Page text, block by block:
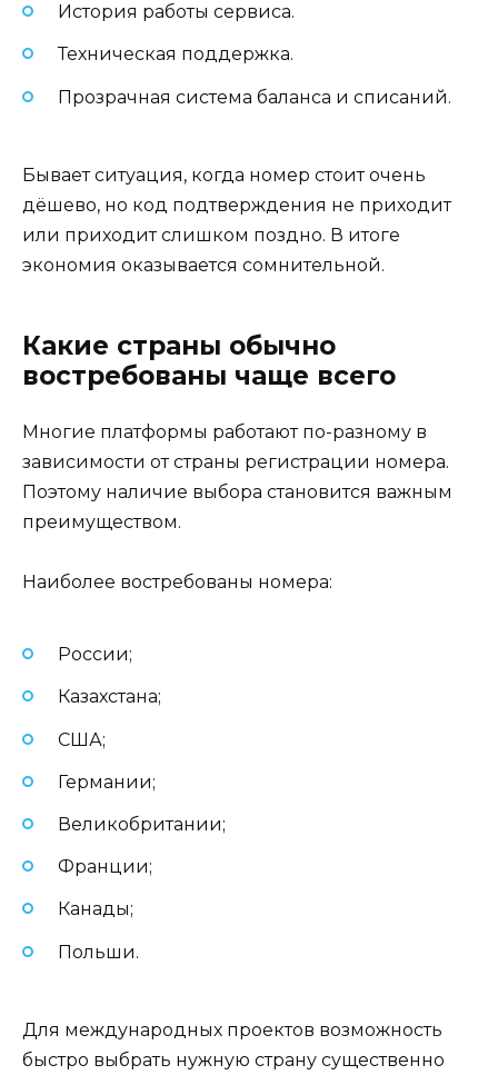
История работы сервиса.
Техническая поддержка.
Прозрачная система баланса и списаний.
Бывает ситуация, когда номер стоит очень
дёшево, но код подтверждения не приходит
или приходит слишком поздно. В итоге
экономия оказывается сомнительной.
Какие страны обычно
востребованы чаще всего
Многие платформы работают по-разному в
зависимости от страны регистрации номера.
Поэтому наличие выбора становится важным
преимуществом.
Наиболее востребованы номера:
России;
Казахстана;
США;
Германии;
Великобритании;
Франции;
Канады;
Польши.
Для международных проектов возможность
быстро выбрать нужную страну существенно